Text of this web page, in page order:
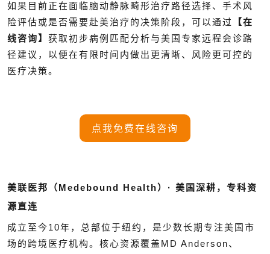
如果目前正在面临脑动静脉畸形治疗路径选择、手术风
险评估或是否需要赴美治疗的决策阶段，可以通过
【在
线咨询】 获取初步病例匹配分析与美国专家远程会诊路
径建议，以便在有限时间内做出更清晰、风险更可控的
医疗决策。
点我免费在线咨询
美联医邦（Medebound Health）· 美国深耕，专科资
源直连
成立至今10年，总部位于纽约，是少数长期专注美国市
场的跨境医疗机构。核心资源覆盖MD Anderson、